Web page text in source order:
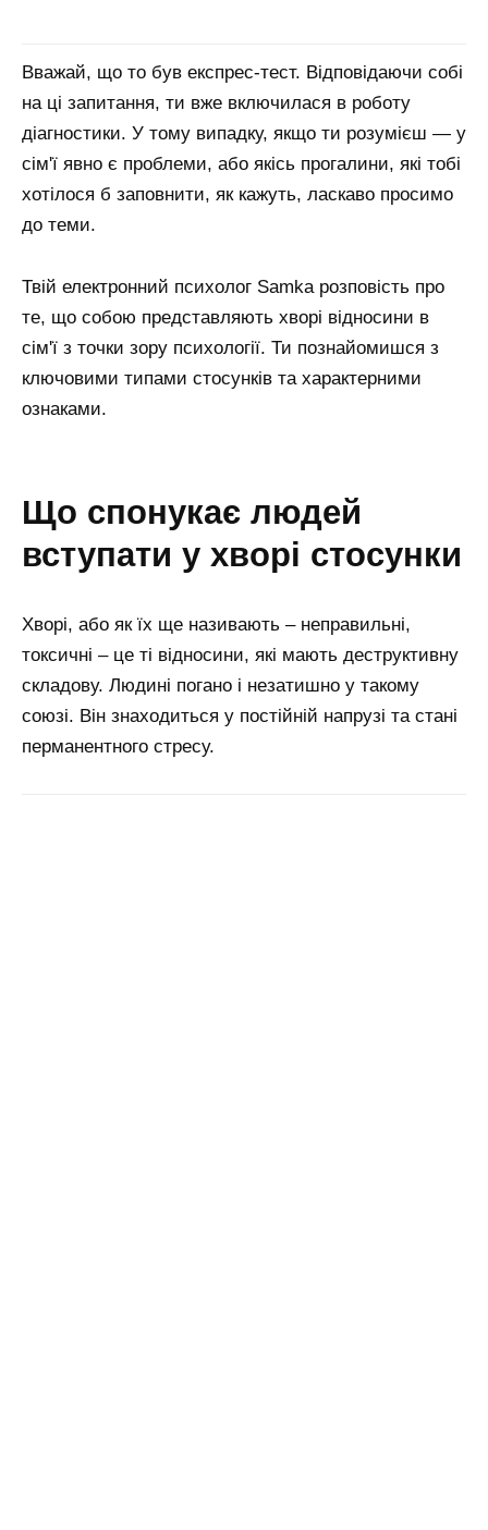
Вважай, що то був експрес-тест. Відповідаючи собі
на ці запитання, ти вже включилася в роботу
діагностики. У тому випадку, якщо ти розумієш — у
сім'ї явно є проблеми, або якісь прогалини, які тобі
хотілося б заповнити, як кажуть, ласкаво просимо
до теми.
Твій електронний психолог Samka розповість про
те, що собою представляють хворі відносини в
сім'ї з точки зору психології. Ти познайомишся з
ключовими типами стосунків та характерними
ознаками.
що спонукає людей
вступати у хворі стосунки
Хворі, або як їх ще називають – неправильні,
токсичні – це ті відносини, які мають деструктивну
складову. Людині погано і незатишно у такому
союзі. Він знаходиться у постійній напрузі та стані
перманентного стресу.